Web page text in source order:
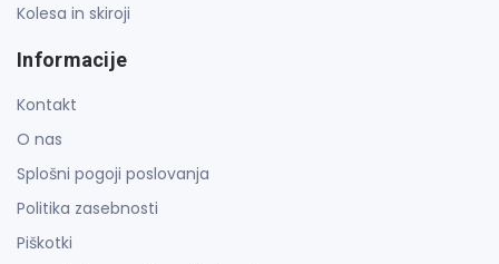
Kolesa in skiroji
Informacije
Kontakt
O nas
Splošni pogoji poslovanja
Politika zasebnosti
Piškotki